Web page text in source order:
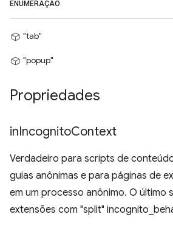
ENUMERAÇÃO
"tab"
"popup"
Propriedades
inIncognitoContext
Verdadeiro para scripts de
guias anônimas e para páginas de
em um processo anônimo. O último
extensões com "split"